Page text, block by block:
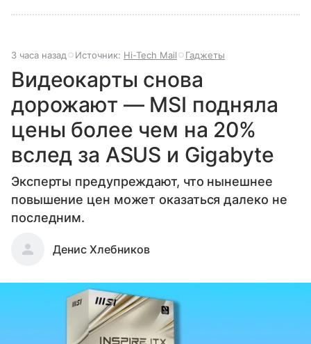
3 часа назад Источник: Hi-Tech Mail Гаджеты
Видеокарты снова
дорожают — MSI подняла
цены более чем на 20%
вслед за ASUS и Gigabyte
Эксперты предупреждают, что нынешнее
повышение цен может оказаться далеко не
последним.
Денис Хлебников